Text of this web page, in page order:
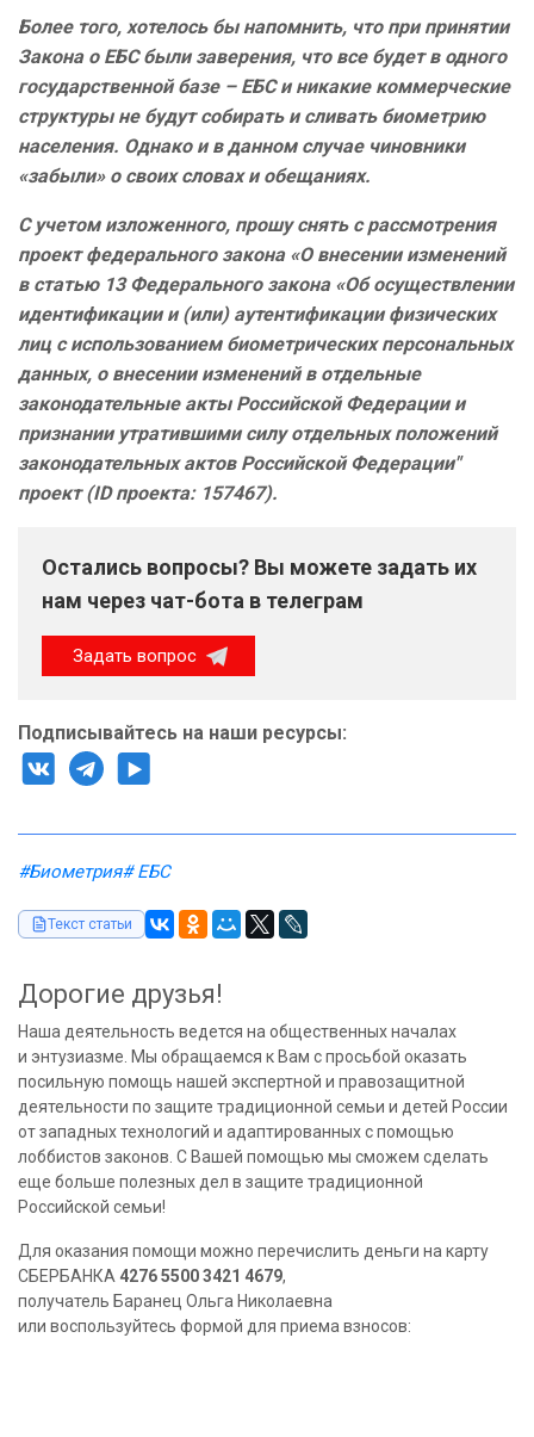
Более того, хотелось бы напомнить, что при принятии
Закона о ЕБС были заверения, что все будет в одного
государственной базе – ЕБС и никакие коммерческие
структуры не будут собирать и сливать биометрию
населения. Однако и в данном случае чиновники
«забыли» о своих словах и обещаниях.
С учетом изложенного, прошу снять с рассмотрения
проект федерального закона «О внесении изменений
в статью 13 Федерального закона «Об осуществлении
идентификации и (или) аутентификации физических
лиц с использованием биометрических персональных
данных, о внесении изменений в отдельные
законодательные акты Российской Федерации и
признании утратившими силу отдельных положений
законодательных актов Российской Федерации"
проект (ID проекта: 157467).
Остались вопросы? Вы можете задать их
нам через чат-бота в телеграм
Задать вопрос
Подписывайтесь на наши ресурсы:
#Биометрия# ЕБС
Текст статьи
Дорогие друзья!
Наша деятельность ведется на общественных началах
и энтузиазме. Мы обращаемся к Вам с просьбой оказать
посильную помощь нашей экспертной и правозащитной
деятельности по защите традиционной семьи и детей России
от западных технологий и адаптированных с помощью
лоббистов законов. С Вашей помощью мы сможем сделать
еще больше полезных дел в защите традиционной
Российской семьи!
Для оказания помощи можно перечислить деньги на карту
СБЕРБАНКА 4276 5500 3421 4679,
получатель Баранец Ольга Николаевна
или воспользуйтесь формой для приема взносов: